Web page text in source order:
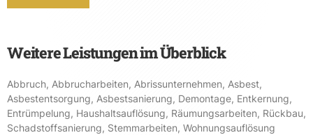
Weitere Leistungen im Überblick
Abbruch, Abbrucharbeiten, Abrissunternehmen, Asbest,
Asbestentsorgung, Asbestsanierung, Demontage, Entkernung,
Entrümpelung, Haushaltsauflösung, Räumungsarbeiten, Rückbau,
Schadstoffsanierung, Stemmarbeiten, Wohnungsauflösung